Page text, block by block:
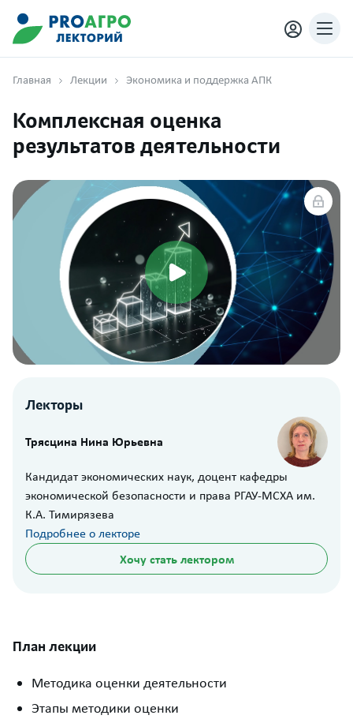
Главная Лекции Экономика и поддержка АПК
Комплексная оценка
результатов деятельности
Лекторы
Трясцина Нина Юрьевна
Кандидат экономических наук, доцент кафедры
экономической безопасности и права РГАУ-МСХА им.
К.А. Тимирязева
Подробнее о лекторе
Хочу стать лектором
План лекции
Методика оценки деятельности
Этапы методики оценки